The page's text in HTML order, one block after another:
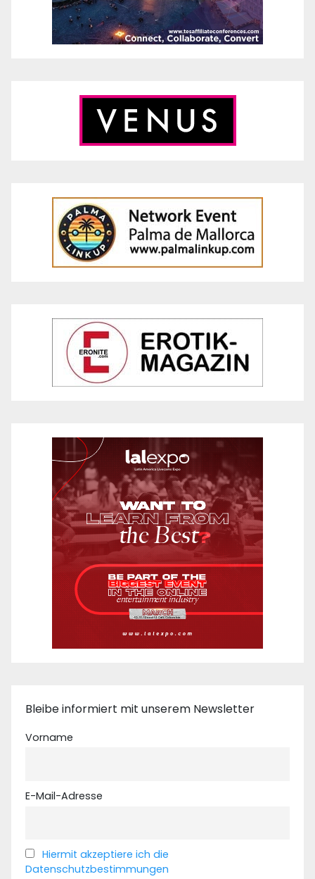
Bleibe informiert mit unserem Newsletter
Vorname
E-Mail-Adresse
Hiermit akzeptiere ich die
Datenschutzbestimmungen